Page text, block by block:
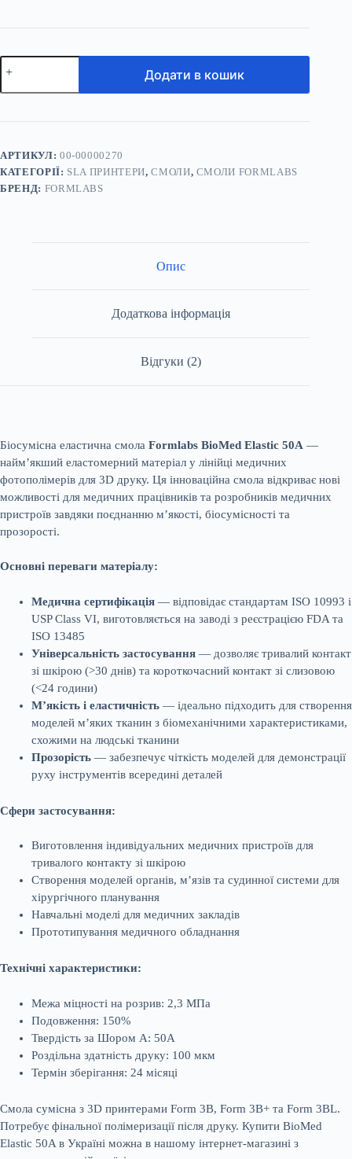
Formlabs
BioMed
біосумісна
смола
3D
Додати в кошик
АРТИКУЛ: 00-00000270
КАТЕГОРІЇ: SLA ПРИНТЕРИ,СМОЛИ, СМОЛИ FORMLABS
БРЕНД: FORMLABS
Опис
Додаткова інформація
Відгуки (2)
Біосумісна еластична смола Formlabs BioMed Elastic 50A —
найм’якший еластомерний матеріал у лінійці медичних
фотополімерів для 3D друку. Ця інноваційна смола відкриває нові
можливості для медичних працівників та розробників медичних
пристроїв завдяки поєднанню м’якості, біосумісності та
прозорості.
Основні переваги матеріалу:
Медична сертифікація — відповідає стандартам ISO 10993 і
USP Class VI, виготовляється на заводі з реєстрацією FDA та
ISO 13485
Універсальність застосування — дозволяє тривалий контакт
зі шкірою (>30 днів) та короткочасний контакт зі слизовою
(<24 години)
М’якість і еластичність — ідеально підходить для створення
моделей м’яких тканин з біомеханічними характеристиками,
схожими на людські тканини
Прозорість — забезпечує чіткість моделей для демонстрації
руху інструментів всередині деталей
Сфери застосування:
Виготовлення індивідуальних медичних пристроїв для
тривалого контакту зі шкірою
Створення моделей органів, м’язів та судинної системи для
хірургічного планування
Навчальні моделі для медичних закладів
Прототипування медичного обладнання
Технічні характеристики:
Межа міцності на розрив: 2,3 МПа
Подовження: 150%
Твердість за Шором А: 50А
Роздільна здатність друку: 100 мкм
Термін зберігання: 24 місяці
Смола сумісна з 3D принтерами Form 3B, Form 3B+ та Form 3BL.
Потребує фінальної полімеризації після друку. Купити BioMed
Elastic 50A в Україні можна в нашому інтернет-магазині з